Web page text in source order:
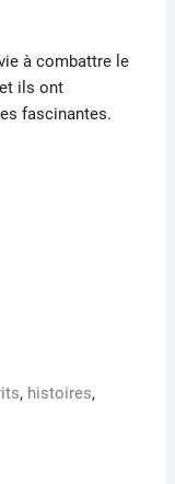
à combattre le
ils ont
fascinantes.
, histoires,